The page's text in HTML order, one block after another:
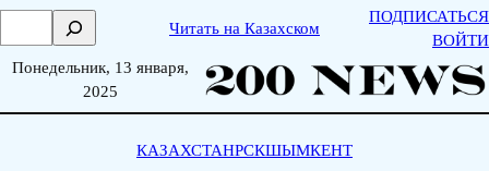
Skip
content
о
к
Читать на Казахском
ПОДПИСАТЬСЯ
ВОЙТИ
Понедельник, 13 января,
2025
КАЗАХСТАНРСКШЫМКЕНТ